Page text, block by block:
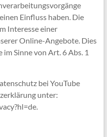
Einfluss haben. Die
Interesse einer
Online-Angebote. Dies
Sinne von Art. 6 Abs. 1
bei YouTube
unter: